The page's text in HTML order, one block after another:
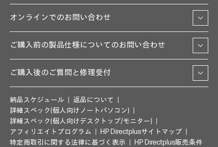
オンラインでのお問い合わせ
ご購入前の製品仕様についてのお問い合わせ
ご購入後のご質問と修理受付
納品スケジュール
返品について
詳細スペック(個人向けノートパソコン)
詳細スペック(個人向けデスクトップ/モニター)
アフィリエイトプログラム
HP Directplusサイトマップ
特定商取引に関する法律に基づく表示
HP Directplus販売条件